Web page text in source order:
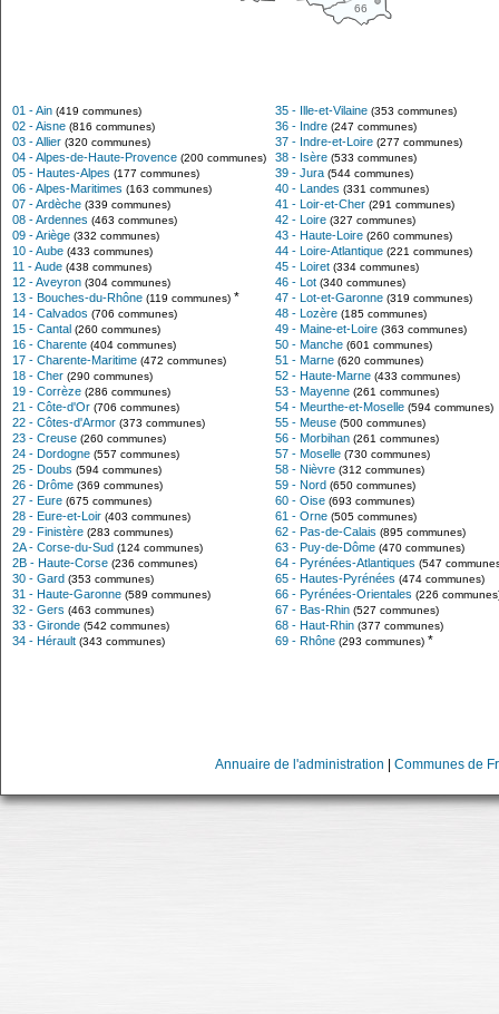
66
01 - Ain (419 communes)
02 - Aisne (816 communes)
03 - Allier (320 communes)
04 - Alpes-de-Haute-Provence (200 communes)
05 - Hautes-Alpes (177 communes)
06 - Alpes-Maritimes (163 communes)
07 - Ardèche (339 communes)
08 - Ardennes (463 communes)
09 - Ariège (332 communes)
10 - Aube (433 communes)
11 - Aude (438 communes)
12 - Aveyron (304 communes)
13 - Bouches-du-Rhône (119 communes) *
14 - Calvados (706 communes)
15 - Cantal (260 communes)
16 - Charente (404 communes)
17 - Charente-Maritime (472 communes)
18 - Cher (290 communes)
19 - Corrèze (286 communes)
21 - Côte-d'Or (706 communes)
22 - Côtes-d'Armor (373 communes)
23 - Creuse (260 communes)
24 - Dordogne (557 communes)
25 - Doubs (594 communes)
26 - Drôme (369 communes)
27 - Eure (675 communes)
28 - Eure-et-Loir (403 communes)
29 - Finistère (283 communes)
2A - Corse-du-Sud (124 communes)
2B - Haute-Corse (236 communes)
30 - Gard (353 communes)
31 - Haute-Garonne (589 communes)
32 - Gers (463 communes)
33 - Gironde (542 communes)
34 - Hérault (343 communes)
35 - Ille-et-Vilaine (353 communes)
36 - Indre (247 communes)
37 - Indre-et-Loire (277 communes)
38 - Isère (533 communes)
39 - Jura (544 communes)
40 - Landes (331 communes)
41 - Loir-et-Cher (291 communes)
42 - Loire (327 communes)
43 - Haute-Loire (260 communes)
44 - Loire-Atlantique (221 communes)
45 - Loiret (334 communes)
46 - Lot (340 communes)
47 - Lot-et-Garonne (319 communes)
48 - Lozère (185 communes)
49 - Maine-et-Loire (363 communes)
50 - Manche (601 communes)
51 - Marne (620 communes)
52 - Haute-Marne (433 communes)
53 - Mayenne (261 communes)
54 - Meurthe-et-Moselle (594 communes)
55 - Meuse (500 communes)
56 - Morbihan (261 communes)
57 - Moselle (730 communes)
58 - Nièvre (312 communes)
59 - Nord (650 communes)
60 - Oise (693 communes)
61 - Orne (505 communes)
62 - Pas-de-Calais (895 communes)
63 - Puy-de-Dôme (470 communes)
64 - Pyrénées-Atlantiques (547
65 - Hautes-Pyrénées (474 communes)
66 - Pyrénées-Orientales (226
67 - Bas-Rhin (527 communes)
68 - Haut-Rhin (377 communes)
69 - Rhône (293 communes) *
Annuaire de l'administration Communes de